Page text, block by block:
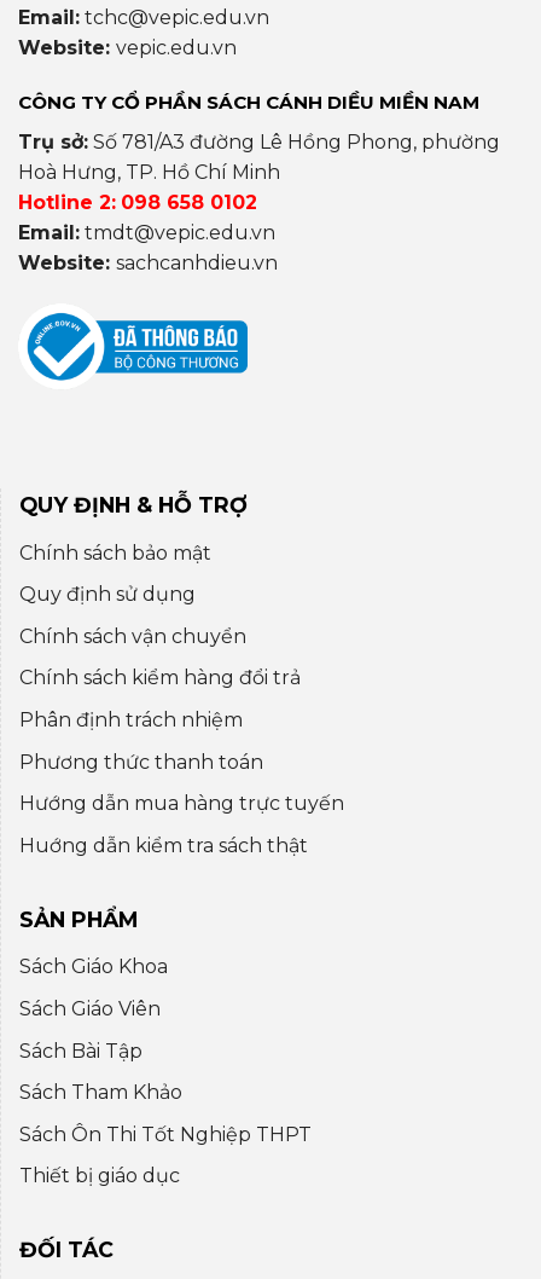
Email: tchc@vepic.edu.vn
Website: vepic.edu.vn
CÔNG TY CỔ PHẦN SÁCH CÁNH DIỀU MIỀN NAM
Trụ sở: Số 781/A3 đường Lê Hồng Phong, phường
Hoà Hưng, TP. Hồ Chí Minh
Hotline 2: 098 658 0102
Email: tmdt@vepic.edu.vn
Website: sachcanhdieu.vn
QUY ĐỊNH & HỖ TRỢ
Chính sách bảo mật
Quy định sử dụng
Chính sách vận chuyển
Chính sách kiểm hàng đổi trả
Phân định trách nhiệm
Phương thức thanh toán
Hướng dẫn mua hàng trực tuyến
Huớng dẫn kiểm tra sách thật
SẢN PHẨM
Sách Giáo Khoa
Sách Giáo Viên
Sách Bài Tập
Sách Tham Khảo
Sách Ôn Thi Tốt Nghiệp THPT
Thiết bị giáo dục
ĐỐI TÁC